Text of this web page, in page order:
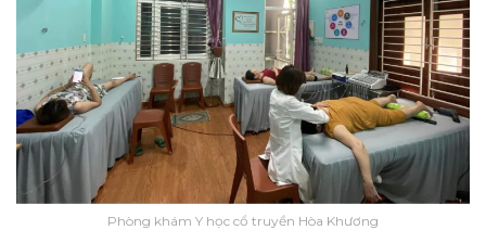
Phòng khám Y học cổ truyền Hòa Khương